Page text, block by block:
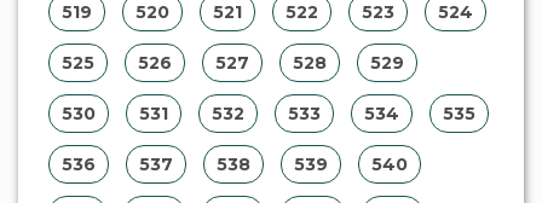
519 520 521 522 523 524
525 526 527 528 529
530 531 532 533 534 535
536 537 538 539 540